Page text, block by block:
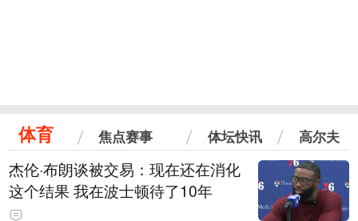
体育 焦点赛事 体坛快讯 高尔夫
杰伦·布朗谈被交易：现在还在消化
这个结果 我在波士顿待了10年